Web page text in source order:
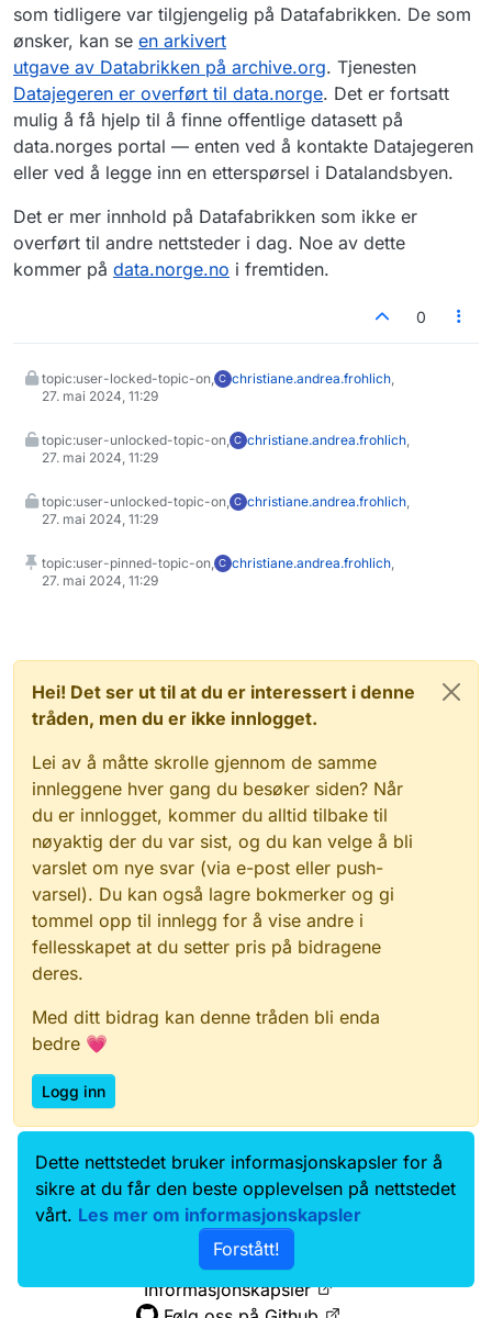
som tidligere var tilgjengelig på Datafabrikken. De som
ønsker, kan se en arkivert
utgave av Databrikken på archive.org. Tjenesten
Datajegeren er overført til data.norge. Det er fortsatt
mulig å få hjelp til å finne offentlige datasett på
data.norges portal — enten ved å kontakte Datajegeren
eller ved å legge inn en etterspørsel i Datalandsbyen.
Det er mer innhold på Datafabrikken som ikke er
overført til andre nettsteder i dag. Noe av dette
kommer på data.norge.no i fremtiden.
0
topic:user-locked-topic-on, C christiane.andrea.frohlich,
27. mai 2024, 11:29
topic:user-unlocked-topic-on, C christiane.andrea.frohlich,
27. mai 2024, 11:29
topic:user-unlocked-topic-on, C christiane.andrea.frohlich,
27. mai 2024, 11:29
topic:user-pinned-topic-on, C christiane.andrea.frohlich,
27. mai 2024, 11:29
Hei! Det ser ut til at du er interessert i denne
tråden, men du er ikke innlogget.
Lei av å måtte skrolle gjennom de samme
innleggene hver gang du besøker siden? Når
du er innlogget, kommer du alltid tilbake til
nøyaktig der du var sist, og du kan velge å bli
varslet om nye svar (via e-post eller push-
varsel). Du kan også lagre bokmerker og gi
tommel opp til innlegg for å vise andre i
fellesskapet at du setter pris på bidragene
deres.
Med ditt bidrag kan denne tråden bli enda
bedre 💗
Logg inn
Data.norge.no
Kontakt oss
Samtykke og brukervilkår
Tilgjengelighetserklæring
Personvernerklæring
Informasjonskapsler
Dette nettstedet bruker informasjonskapsler for å
sikre at du får den beste opplevelsen på nettstedet
vårt. Les mer om informasjonskapsler
Forstått!